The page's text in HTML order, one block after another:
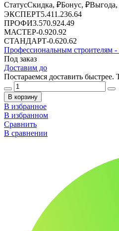
СтатусСкидка, ₽Бонус, ₽Выгода,
ЭКСПЕРТ5.411.236.64
ПРОФИ3.570.924.49
МАСТЕР-0.920.92
СТАНДАРТ-0.620.62
Профессиональным строителям -
Под заказ
Доставим до
Постараемся доставить
В корзину
В избранное
В избранном
Сравнить
В сравнении